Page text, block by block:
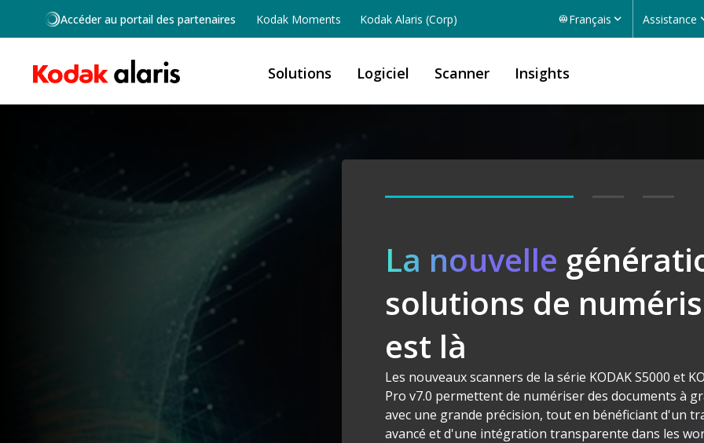
Skip to main content
Accéder au portail des partenaires Kodak Moments Kodak Alaris (Corp) Français Assistance
Solutions Logiciel Scanner Insights
La nouvelle
solutions de
est là
Les nouveaux scanners de la série KODAK S5000 et
Pro v7.0 permettent de numériser des documents à
avec une grande précision, tout en bénéficiant d'un
avancé et d'une intégration transparente dans les
Logiciel
Déverrouillez
Kodak Alaris Makes Sense
Découvrez nos Logiciels Découvrez nos